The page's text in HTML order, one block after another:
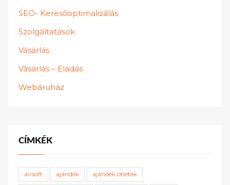
SEO- Keresőoptimalizálás
Szolgáltatások
Vásárlás
Vásárlás – Eladás
Webáruház
CÍMKÉK
airsoft ajándék ajándék ötletek